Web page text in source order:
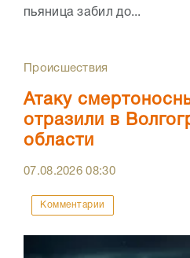
пьяница забил до...
Происшествия
Атаку
отразили в
области
07.08.202608:30
Комментарии